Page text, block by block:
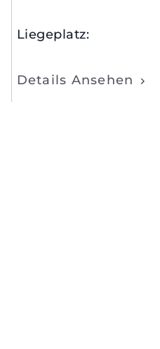
Liegeplatz:
Details Ansehen